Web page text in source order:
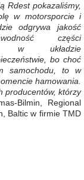
Rdest pokazaliśmy,
w motorsporcie i
odgrywa jakość
części
w układzie
bo choć
samochodu, to w
hamowania.
producentów, którzy
Bilmin, Regional
Baltic w firmie TMD